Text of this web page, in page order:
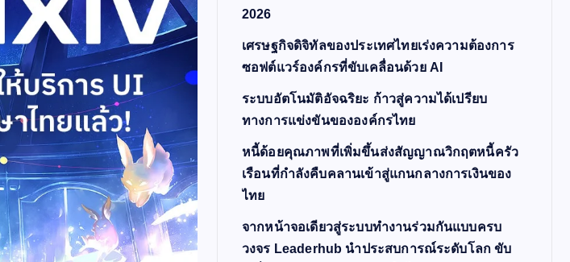
2026
เศรษฐกิจดิจิทัลของประเทศไทยเร่งความต้องการ
ซอฟต์แวร์องค์กรที่ขับเคลื่อนด้วย AI
ระบบอัตโนมัติอัจฉริยะ ก้าวสู่ความได้เปรียบ
ทางการแข่งขันขององค์กรไทย
หนี้ด้อยคุณภาพที่เพิ่มขึ้นส่งสัญญาณวิกฤตหนี้ครัว
เรือนที่กำลังคืบคลานเข้าสู่แกนกลางการเงินของ
ไทย
จากหน้าจอเดียวสู่ระบบทำงานร่วมกันแบบครบ
วงจร Leaderhub นำประสบการณ์ระดับโลก ขับ